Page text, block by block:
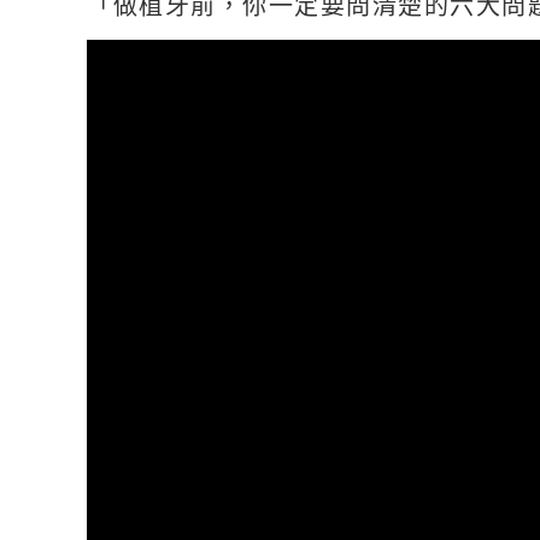
「做植牙前，你一定要問清楚的六大問